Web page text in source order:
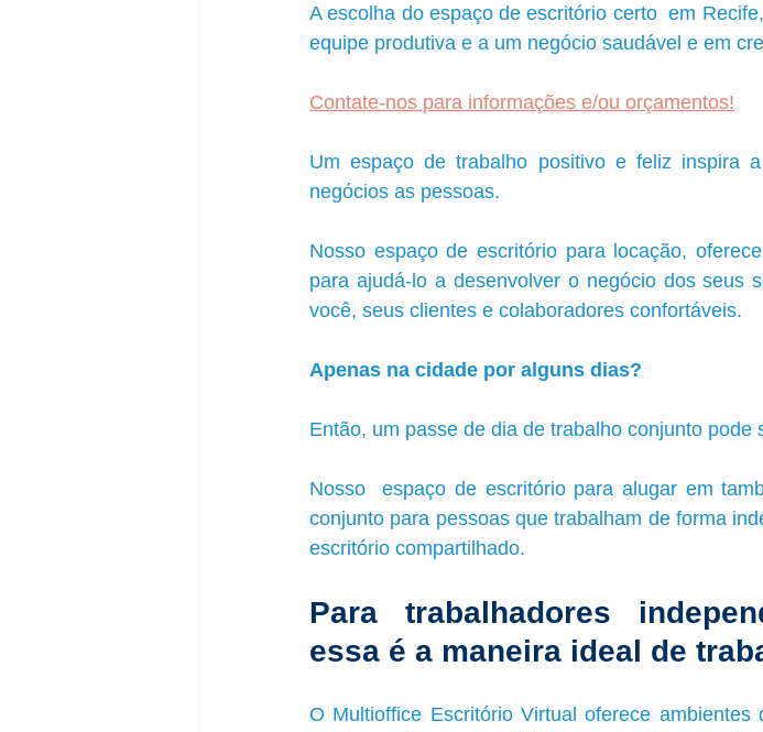
A escolha do espaço de escritório certo  em
equipe produtiva e a um negócio saudável e em
Contate-nos para informações e/ou orçamentos!
Um espaço de trabalho positivo e feliz inspira
negócios as pessoas.
Nosso espaço de escritório para locação,
para ajudá-lo a desenvolver o negócio dos seus
você, seus clientes e colaboradores confortáveis.
Apenas na cidade por alguns dias?
Então, um passe de dia de trabalho conjunto pode
Nosso  espaço de escritório para alugar em
conjunto para pessoas que trabalham de forma
escritório compartilhado.
Para trabalhadores
essa é a maneira ideal de
O Multioffice Escritório Virtual oferece